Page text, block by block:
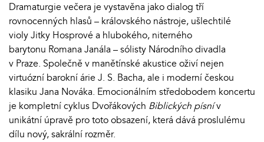
Dramaturgie večera je vystavěna jako dialog tří
rovnocenných hlasů – královského nástroje, ušlechtilé
violy Jitky Hosprové a hlubokého, niterného
barytonu Romana Janála – sólisty Národního divadla
v Praze. Společně v manětínské akustice oživí nejen
virtuózní barokní árie J. S. Bacha, ale i moderní českou
klasiku Jana Nováka. Emocionálním středobodem koncertu
je kompletní cyklus Dvořákových Biblických písnív
unikátní úpravě pro toto obsazení, která dává proslulému
dílu nový, sakrální rozměr.